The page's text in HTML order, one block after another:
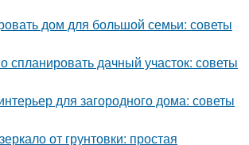
дом для большой семьи: советы
спланировать дачный участок: советы
для загородного дома: советы
от грунтовки: простая